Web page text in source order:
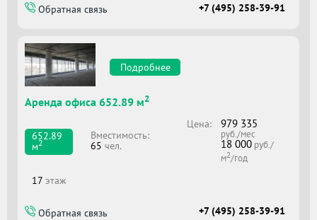
Обратная связь +7 (495) 258-39-91
Подробнее
Аренда офиса 652.89 м2
652.89
м2
Вместимоcть:
65 чел.
Цена: 979 335
руб./мес
18 000 руб./
м2/год
17 этаж
Обратная связь +7 (495) 258-39-91